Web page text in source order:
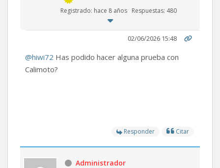
Registrado: hace 8 años Respuestas: 480
02/06/2026 15:48
@hiwi72 Has podido hacer alguna prueba con
Calimoto?
Responder Citar
Administrador